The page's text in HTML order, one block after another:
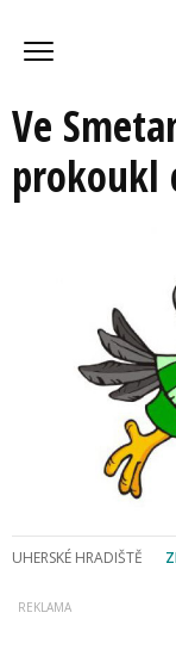
Ve
prokoukl
UHERSKÉ HRADIŠTĚ